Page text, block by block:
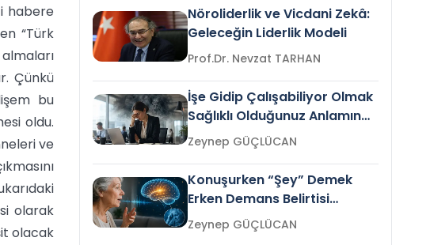
habere
“Türk
Çünkü
bu
oldu.
ve
olarak
olacak
Nöroliderlik ve Vicdani Zekâ:
Geleceğin Liderlik Modeli
Prof.Dr. Nevzat TARHAN
İşe Gidip Çalışabiliyor Olmak
Sağlıklı Olduğunuz Anlamına
Gelir mi?Zeynep GÜÇLÜCAN
Konuşurken “Şey” Demek
Erken Demans Belirtisi
Olabilir mi?Zeynep GÜÇLÜCAN